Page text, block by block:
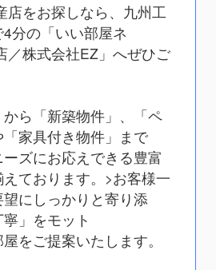
店をお探しなら、九州工
分の「いい部屋ネ
／株式会社EZ」へぜひご
ら「新築物件」、「ペ
家具付き物件」まで
ズにお応えできる豊富
ております。 >お客様一
にしっかりと寄り添
」をモット
をご提案いたします。